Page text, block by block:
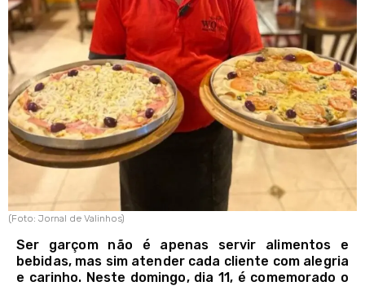
(Foto: Jornal de Valinhos)
Ser garçom não é apenas servir alimentos e
bebidas, mas sim atender cada cliente com alegria
e carinho. Neste domingo, dia 11, é comemorado o